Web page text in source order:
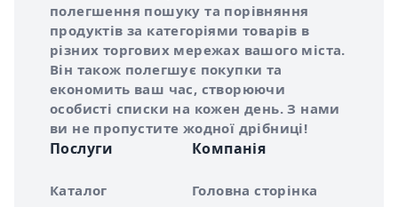
полегшення пошуку та порівняння
продуктів за категоріями товарів в
різних торгових мережах вашого міста.
Він також полегшує покупки та
економить ваш час, створюючи
особисті списки на кожен день. З нами
ви не пропустите жодної дрібниці!
Послуги
Каталог
Компанія
Головна сторінка